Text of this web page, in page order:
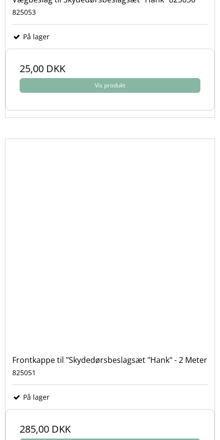
825053
På lager
25,00 DKK
Vis produkt
Frontkappe til "Skydedørsbeslagsæt "Hank" - 2 Meter
825051
På lager
285,00 DKK